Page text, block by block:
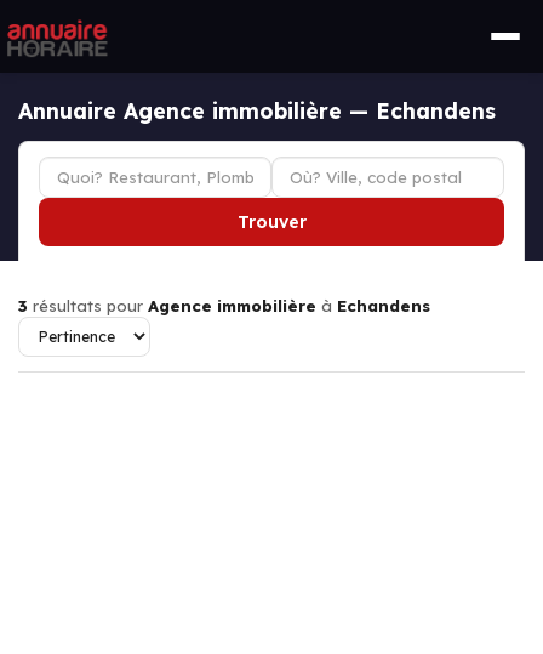
Annuaire Agence immobilière — Echandens
Trouver
3 résultats pour Agence immobilière à Echandens